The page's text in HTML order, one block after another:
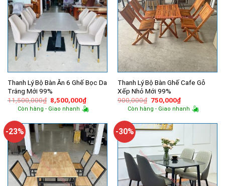
Thanh Lý Bộ Bàn Ăn 6 Ghế Bọc Da
Trắng Mới 99%
11,500,000₫ Giá
gốc
là:
8,500,000₫Giá
hiện
tại
8,500,000₫.
Còn hàng - Giao nhanh
Thanh Lý Bộ Bàn Ghế Cafe Gỗ
Xếp Nhỏ Mới 99%
900,000₫ Giá
gốc
là:
750,000₫Giá
hiện
tại
750,000₫.
Còn hàng - Giao nhanh
-23% -30%